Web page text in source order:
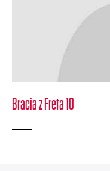
Bracia z Freta 10